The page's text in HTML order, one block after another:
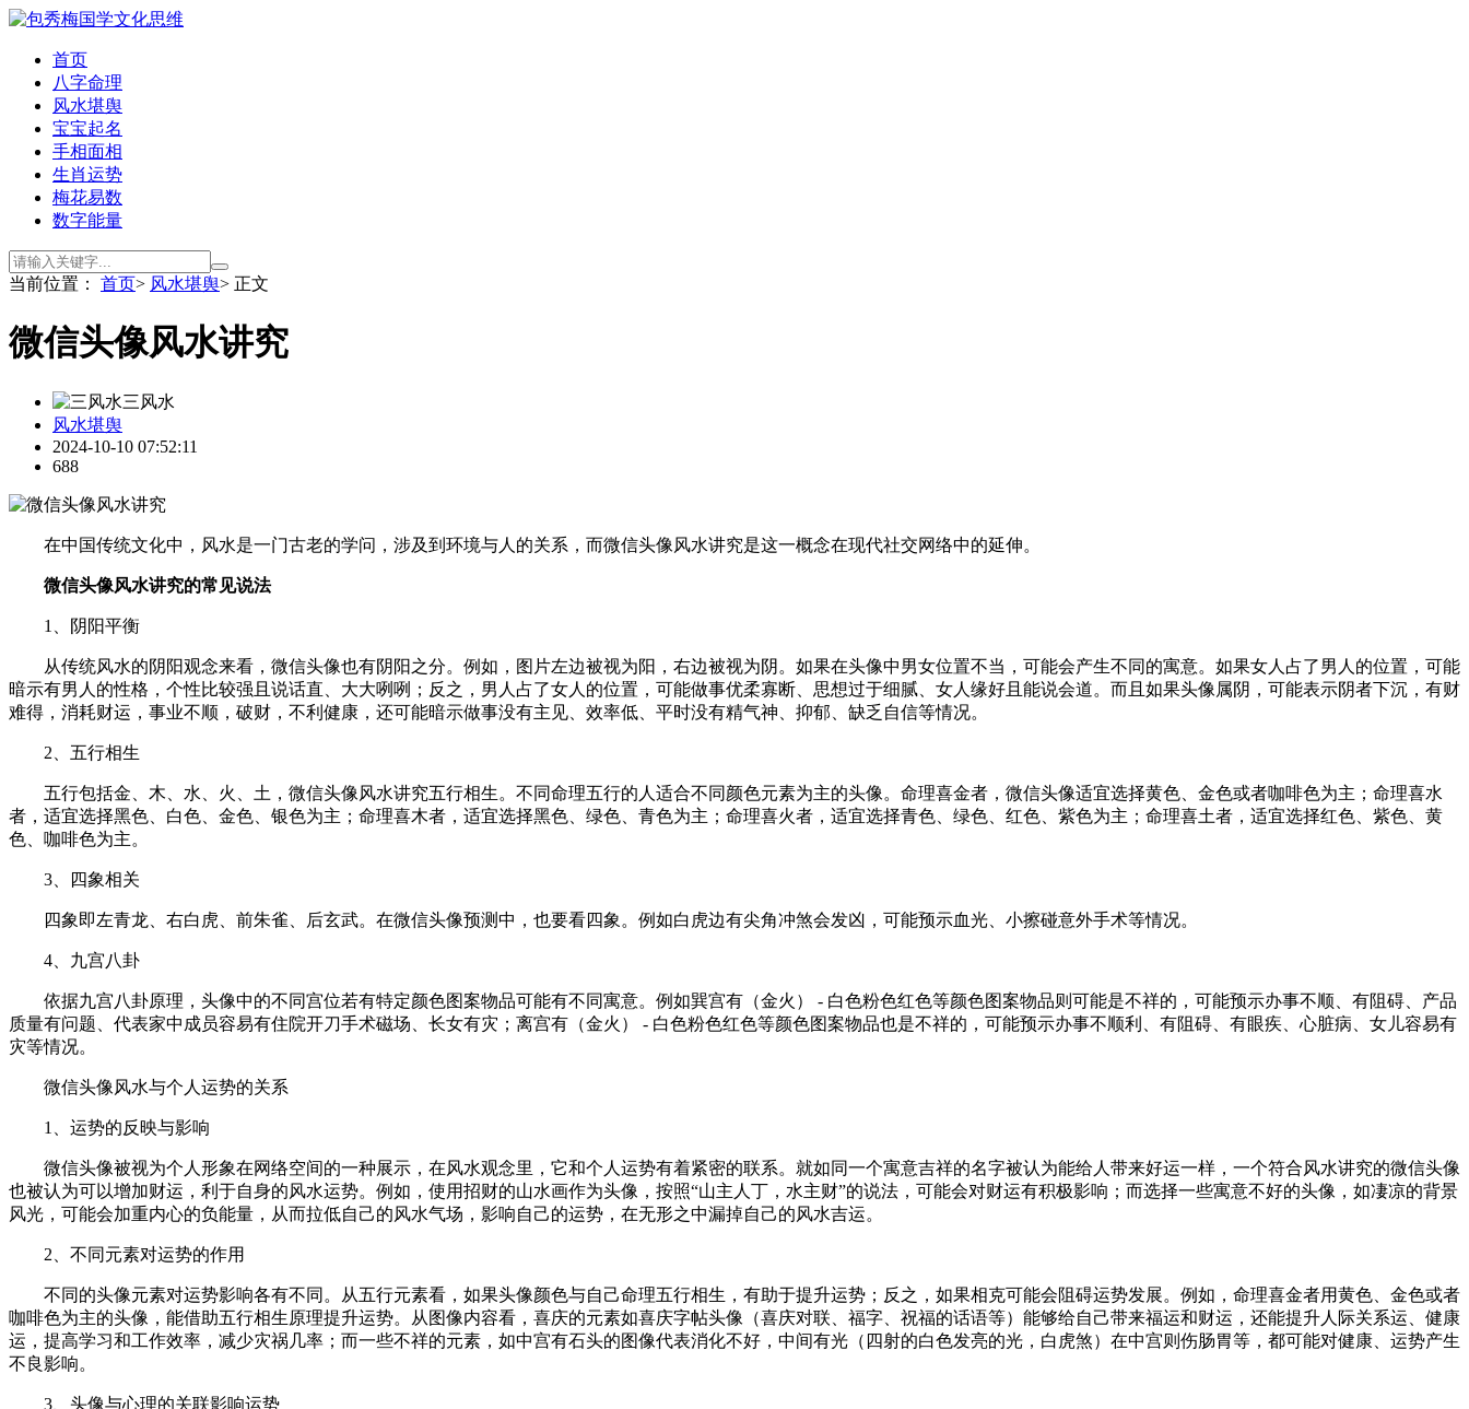
首页
八字命理
风水堪舆
宝宝起名
手相面相
生肖运势
梅花易数
数字能量
当前位置： 首页> 风水堪舆> 正文
微信头像风水讲究
三风水
风水堪舆
2024-10-10 07:52:11
688
在中国传统文化中，风水是一门古老的学问，涉及到环境与人的关系，而微信头像风水讲究是这一概念在现代社交网络中的延伸。
微信头像风水讲究的常见说法
1、阴阳平衡
从传统风水的阴阳观念来看，微信头像也有阴阳之分。例如，图片左边被视为阳，右边被视为阴。如果在头像中男女位置不当，可能会产生不同的寓意。如果女人占了男人的位置，可能
暗示有男人的性格，个性比较强且说话直、大大咧咧；反之，男人占了女人的位置，可能做事优柔寡断、思想过于细腻、女人缘好且能说会道。而且如果头像属阴，可能表示阴者下沉，有财
难得，消耗财运，事业不顺，破财，不利健康，还可能暗示做事没有主见、效率低、平时没有精气神、抑郁、缺乏自信等情况。
2、五行相生
五行包括金、木、水、火、土，微信头像风水讲究五行相生。不同命理五行的人适合不同颜色元素为主的头像。命理喜金者，微信头像适宜选择黄色、金色或者咖啡色为主；命理喜水
者，适宜选择黑色、白色、金色、银色为主；命理喜木者，适宜选择黑色、绿色、青色为主；命理喜火者，适宜选择青色、绿色、红色、紫色为主；命理喜土者，适宜选择红色、紫色、黄
色、咖啡色为主。
3、四象相关
四象即左青龙、右白虎、前朱雀、后玄武。在微信头像预测中，也要看四象。例如白虎边有尖角冲煞会发凶，可能预示血光、小擦碰意外手术等情况。
4、九宫八卦
依据九宫八卦原理，头像中的不同宫位若有特定颜色图案物品可能有不同寓意。例如巽宫有（金火） - 白色粉色红色等颜色图案物品则可能是不祥的，可能预示办事不顺、有阻碍、产品
质量有问题、代表家中成员容易有住院开刀手术磁场、长女有灾；离宫有（金火） - 白色粉色红色等颜色图案物品也是不祥的，可能预示办事不顺利、有阻碍、有眼疾、心脏病、女儿容易有
灾等情况。
微信头像风水与个人运势的关系
1、运势的反映与影响
微信头像被视为个人形象在网络空间的一种展示，在风水观念里，它和个人运势有着紧密的联系。就如同一个寓意吉祥的名字被认为能给人带来好运一样，一个符合风水讲究的微信头像
也被认为可以增加财运，利于自身的风水运势。例如，使用招财的山水画作为头像，按照“山主人丁，水主财”的说法，可能会对财运有积极影响；而选择一些寓意不好的头像，如凄凉的背景
风光，可能会加重内心的负能量，从而拉低自己的风水气场，影响自己的运势，在无形之中漏掉自己的风水吉运。
2、不同元素对运势的作用
不同的头像元素对运势影响各有不同。从五行元素看，如果头像颜色与自己命理五行相生，有助于提升运势；反之，如果相克可能会阻碍运势发展。例如，命理喜金者用黄色、金色或者
咖啡色为主的头像，能借助五行相生原理提升运势。从图像内容看，喜庆的元素如喜庆字帖头像（喜庆对联、福字、祝福的话语等）能够给自己带来福运和财运，还能提升人际关系运、健康
运，提高学习和工作效率，减少灾祸几率；而一些不祥的元素，如中宫有石头的图像代表消化不好，中间有光（四射的白色发亮的光，白虎煞）在中宫则伤肠胃等，都可能对健康、运势产生
不良影响。
3、头像与心理的关联影响运势